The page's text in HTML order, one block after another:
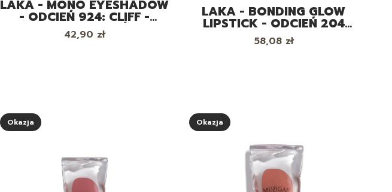
LAKA - MONO EYESHADOW
- ODCIEŃ 924: CLIFF -
POJEDYNCZY CIEŃ DO
POWIEK
Cena
42,90 zł
LAKA - BONDING GLOW
LIPSTICK - ODCIEŃ 204
HAVE - POMADKA DO UST,
3.7G
Cena
58,08 zł
Okazja Okazja